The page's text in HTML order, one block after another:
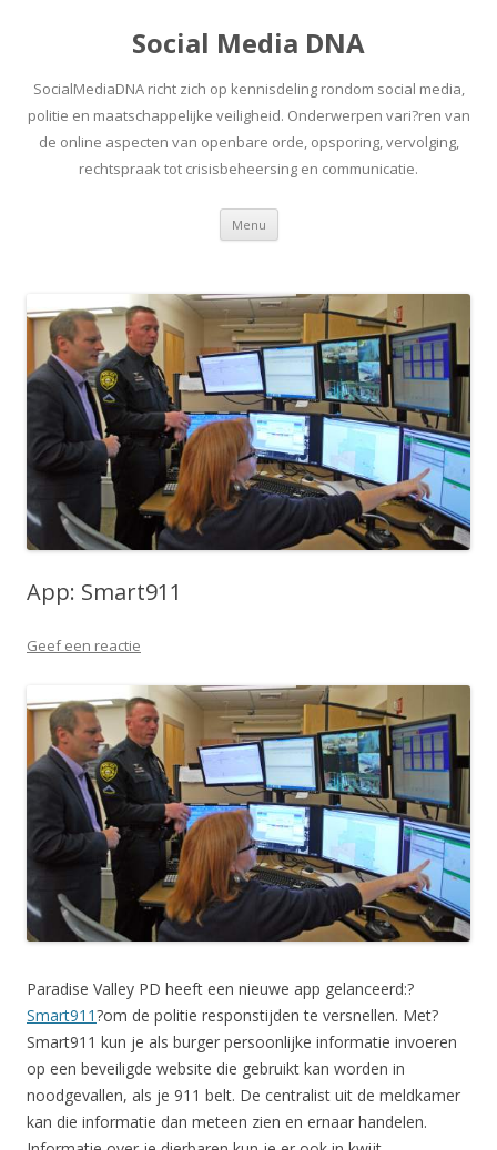
Social Media DNA
SocialMediaDNA richt zich op kennisdeling rondom social media,
politie en maatschappelijke veiligheid. Onderwerpen vari?ren van
de online aspecten van openbare orde, opsporing, vervolging,
rechtspraak tot crisisbeheersing en communicatie.
Menu Spring
inhoud
App: Smart911
Geef een reactie
Paradise Valley PD heeft een nieuwe app gelanceerd:?
Smart911?om de politie responstijden te versnellen. Met?
Smart911 kun je als burger persoonlijke informatie invoeren
op een beveiligde website die gebruikt kan worden in
noodgevallen, als je 911 belt. De centralist uit de meldkamer
kan die informatie dan meteen zien en ernaar handelen.